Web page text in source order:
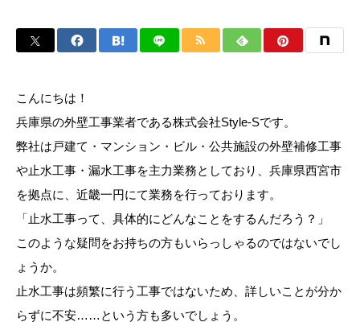
こんにちは！
兵庫県の外壁工事業者である株式会社Style-Sです。
弊社は戸建て・マンション・ビル・公共施設の外壁補修工事
や止水工事・漏水工事を主力業務としており、兵庫県西宮市
を拠点に、近畿一円にて業務を行っております。
「止水工事って、具体的にどんなことをするんだろう？」
このような疑問をお持ちの方もいらっしゃるのではないでし
ょうか。
止水工事は頻繁に行う工事ではないため、詳しいことが分か
らずに不安……という方も多いでしょう。